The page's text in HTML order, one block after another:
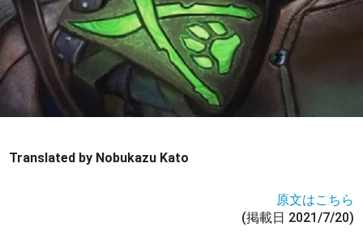
Translated by Nobukazu Kato
原文はこちら
(掲載日 2021/7/20)